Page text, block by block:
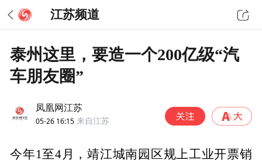
江苏频道
泰州这里，要造一个200亿级“汽
车朋友圈”
凤凰网江苏
05-26 16:15 来自江苏
今年1至4月，靖江城南园区规上工业开票销